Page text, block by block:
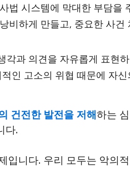
법 시스템에 막대한 부담을
비하게 만들고, 중요한 사
각과 의견을 자유롭게 표현
인 고소의 위협 때문에 자
건전한 발전을 저해하는
다.
니다. 우리 모두는 악의